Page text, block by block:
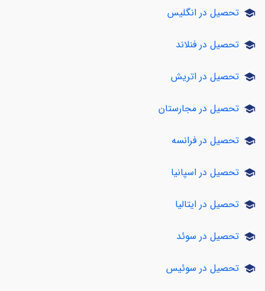
school تحصیل در انگلیس
school تحصیل در فنلاند
school تحصیل در اتریش
school تحصیل در مجارستان
school تحصیل در فرانسه
school تحصیل در اسپانیا
school تحصیل در ایتالیا
school تحصیل در سوئد
school تحصیل در سوئیس